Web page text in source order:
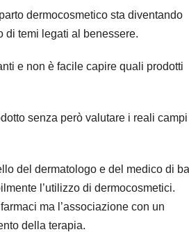
dermocosmetico sta diventando
di temi legati al benessere.
e non è facile capire quali prodotti
senza però valutare i reali
del dermatologo e del medico di
l’utilizzo di dermocosmetici.
ma l’associazione con un
della terapia.